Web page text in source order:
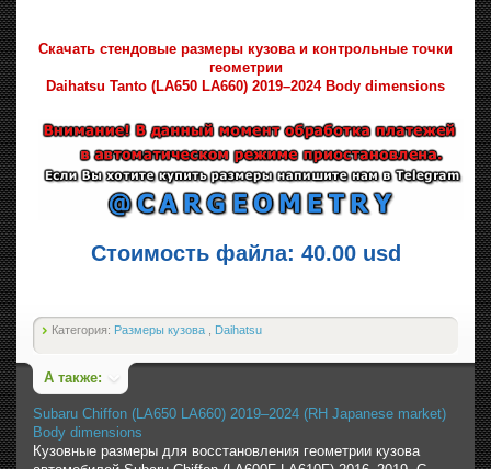
Скачать стендовые размеры кузова и контрольные точки
геометрии
Daihatsu Tanto (LA650 LA660) 2019–2024 Body dimensions
Стоимость файла: 40.00 usd
Категория: Размеры кузова Daihatsu
А также:
Subaru Chiffon (LA650 LA660) 2019–2024 (RH Japanese market)
Body dimensions
Кузовные размеры для восстановления геометрии кузова